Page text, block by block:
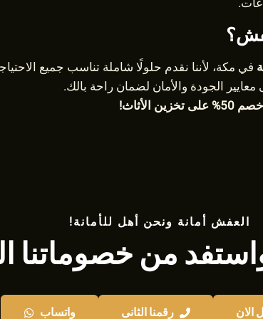
في مكة، لأننا نقدم حلولًا شاملة تناسب جميع
الجودة والأمان لضمان راحة بالك.
العفش أمانة ونحن أهل للأمانة!
من خصوماتنا
الان رقمنا الثانى واتساب